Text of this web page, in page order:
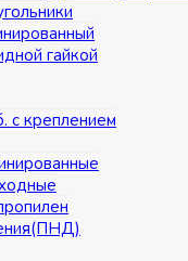
гайкой
с креплением